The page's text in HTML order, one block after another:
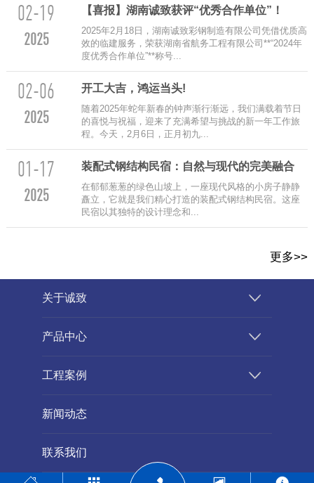
02-19
2025
【喜报】湖南诚致获评“优秀合作单位”！
2025年2月18日，湖南诚致彩钢制造有限公司凭借优质高
效的临建服务，荣获湖南省航务工程有限公司**“2024年
度优秀合作单位”**称号...
02-06
2025
‌开工大吉，鸿运当头!
随着2025年蛇年新春的钟声渐行渐远，我们满载着节日
的喜悦与祝福，迎来了充满希望与挑战的新一年工作旅
程。今天，2月6日，正月初九...
01-17
2025
装配式钢结构民宿：自然与现代的完美融合
在郁郁葱葱的绿色山坡上，一座现代风格的小房子静静
矗立，它就是我们精心打造的装配式钢结构民宿。这座
民宿以其独特的设计理念和...
更多>>
关于诚致
产品中心
工程案例
新闻动态
联系我们